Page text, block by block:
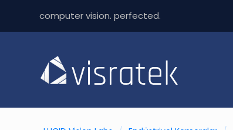
computer vision. perfected.